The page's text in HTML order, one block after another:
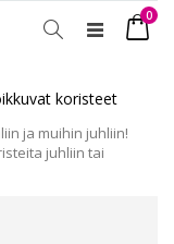
Toggle
0
koristeet
ja muihin juhliin!
juhliin tai